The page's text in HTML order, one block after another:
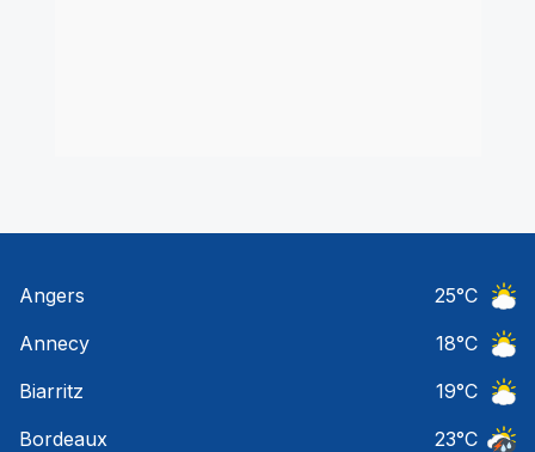
Angers 25°C
Annecy
18°C
Biarritz
19°C
Bordeaux
23°C